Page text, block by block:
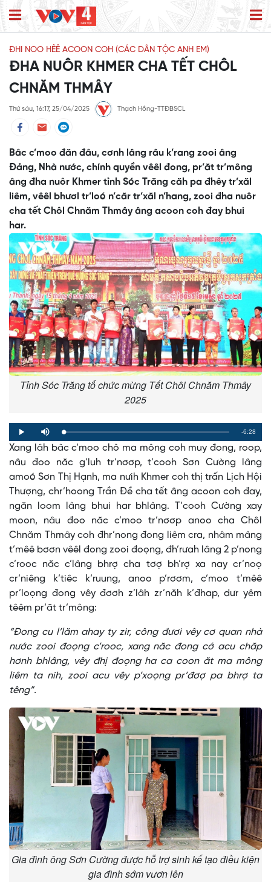
ĐHI NOO HÊÊ ACOON COH (CÁC DÂN TỘC ANH EM)
ĐHA NUÔR KHMER CHA TẾT CHÔL
CHNĂM THMÂY
Thứ sáu, 16:17, 25/04/2025 Thạch Hồng-TTĐBSCL
Bâc c’moo đăn đâu, cơnh lâng râu k’rang zooi âng
Đảng, Nhà nước, chính quyền vêêl đong, pr’ăt tr’mông
âng đha nuôr Khmer tỉnh Sóc Trăng căh pa đhêy tr’xăl
liêm, vêêl bhươl tr’loó n’căr tr’xăl n’hang, zooi đha nuôr
cha tết Chôl Chnăm Thmây âng acoon coh đay bhui
har.
Tỉnh Sóc Trăng tổ chức mừng Tết Chôl Chnăm Thmây
2025
Play Mute Loaded:
0%
Progress:
0%
Remaining
Time
-6:28
Xang lâh bâc c’moo chô ma mông coh muy đong, roop,
nâu đoo năc g’luh tr’nơơp, t’cooh Sơn Cường lâng
amoó Sơn Thị Hạnh, ma nưih Khmer coh thị trấn Lịch Hội
Thượng, chr’hoong Trần Đề cha tết âng acoon coh đay,
ngăn loom lâng bhui har bhlâng. T’cooh Cường xay
moon, nâu đoo năc c’moo tr’nơơp anoo cha Chôl
Chnăm Thmây coh đhr’nong đong liêm cra, nhâm mâng
t’mêê bơơn vêêl đong zooi đoọng, đh’rưah lâng 2 p’nong
c’rooc năc c’lâng bhrợ cha tơợ bh’rợ xa nay cr’noọ
cr’niêng k’tiêc k’ruung, anoo p’rơơm, c’moo t’mêê
pr’loọng đong vêy đơơh z’lâh zr’năh k’đhap, dưr yêm
têêm pr’ăt tr’mông:
“Đong cu l’lăm ahay ty zir, công đươi vêy cơ quan nhà
nước zooi đoọng c’rooc, xang năc đong cớ acu chăp
hơnh bhlâng, vêy đhị đoọng ha ca coon ăt ma mông
liêm ta nih, zooi acu vêy p’xoọng pr’đơợ pa bhrợ ta
têng”.
Gia đình ông Sơn Cường được hỗ trợ sinh kế tạo điều kiện
gia đình sớm vươn lên